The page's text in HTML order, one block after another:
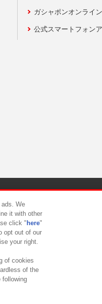
ガシャポンオンライン
公式スマートフォン
ント対応方針
We
it with other
click " here"
opt out of our
your right.
of cookies
of the
following